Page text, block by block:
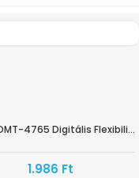
GMed DMT-4765 Digitális Flexibilis Világító Lázmérő
1.986 Ft